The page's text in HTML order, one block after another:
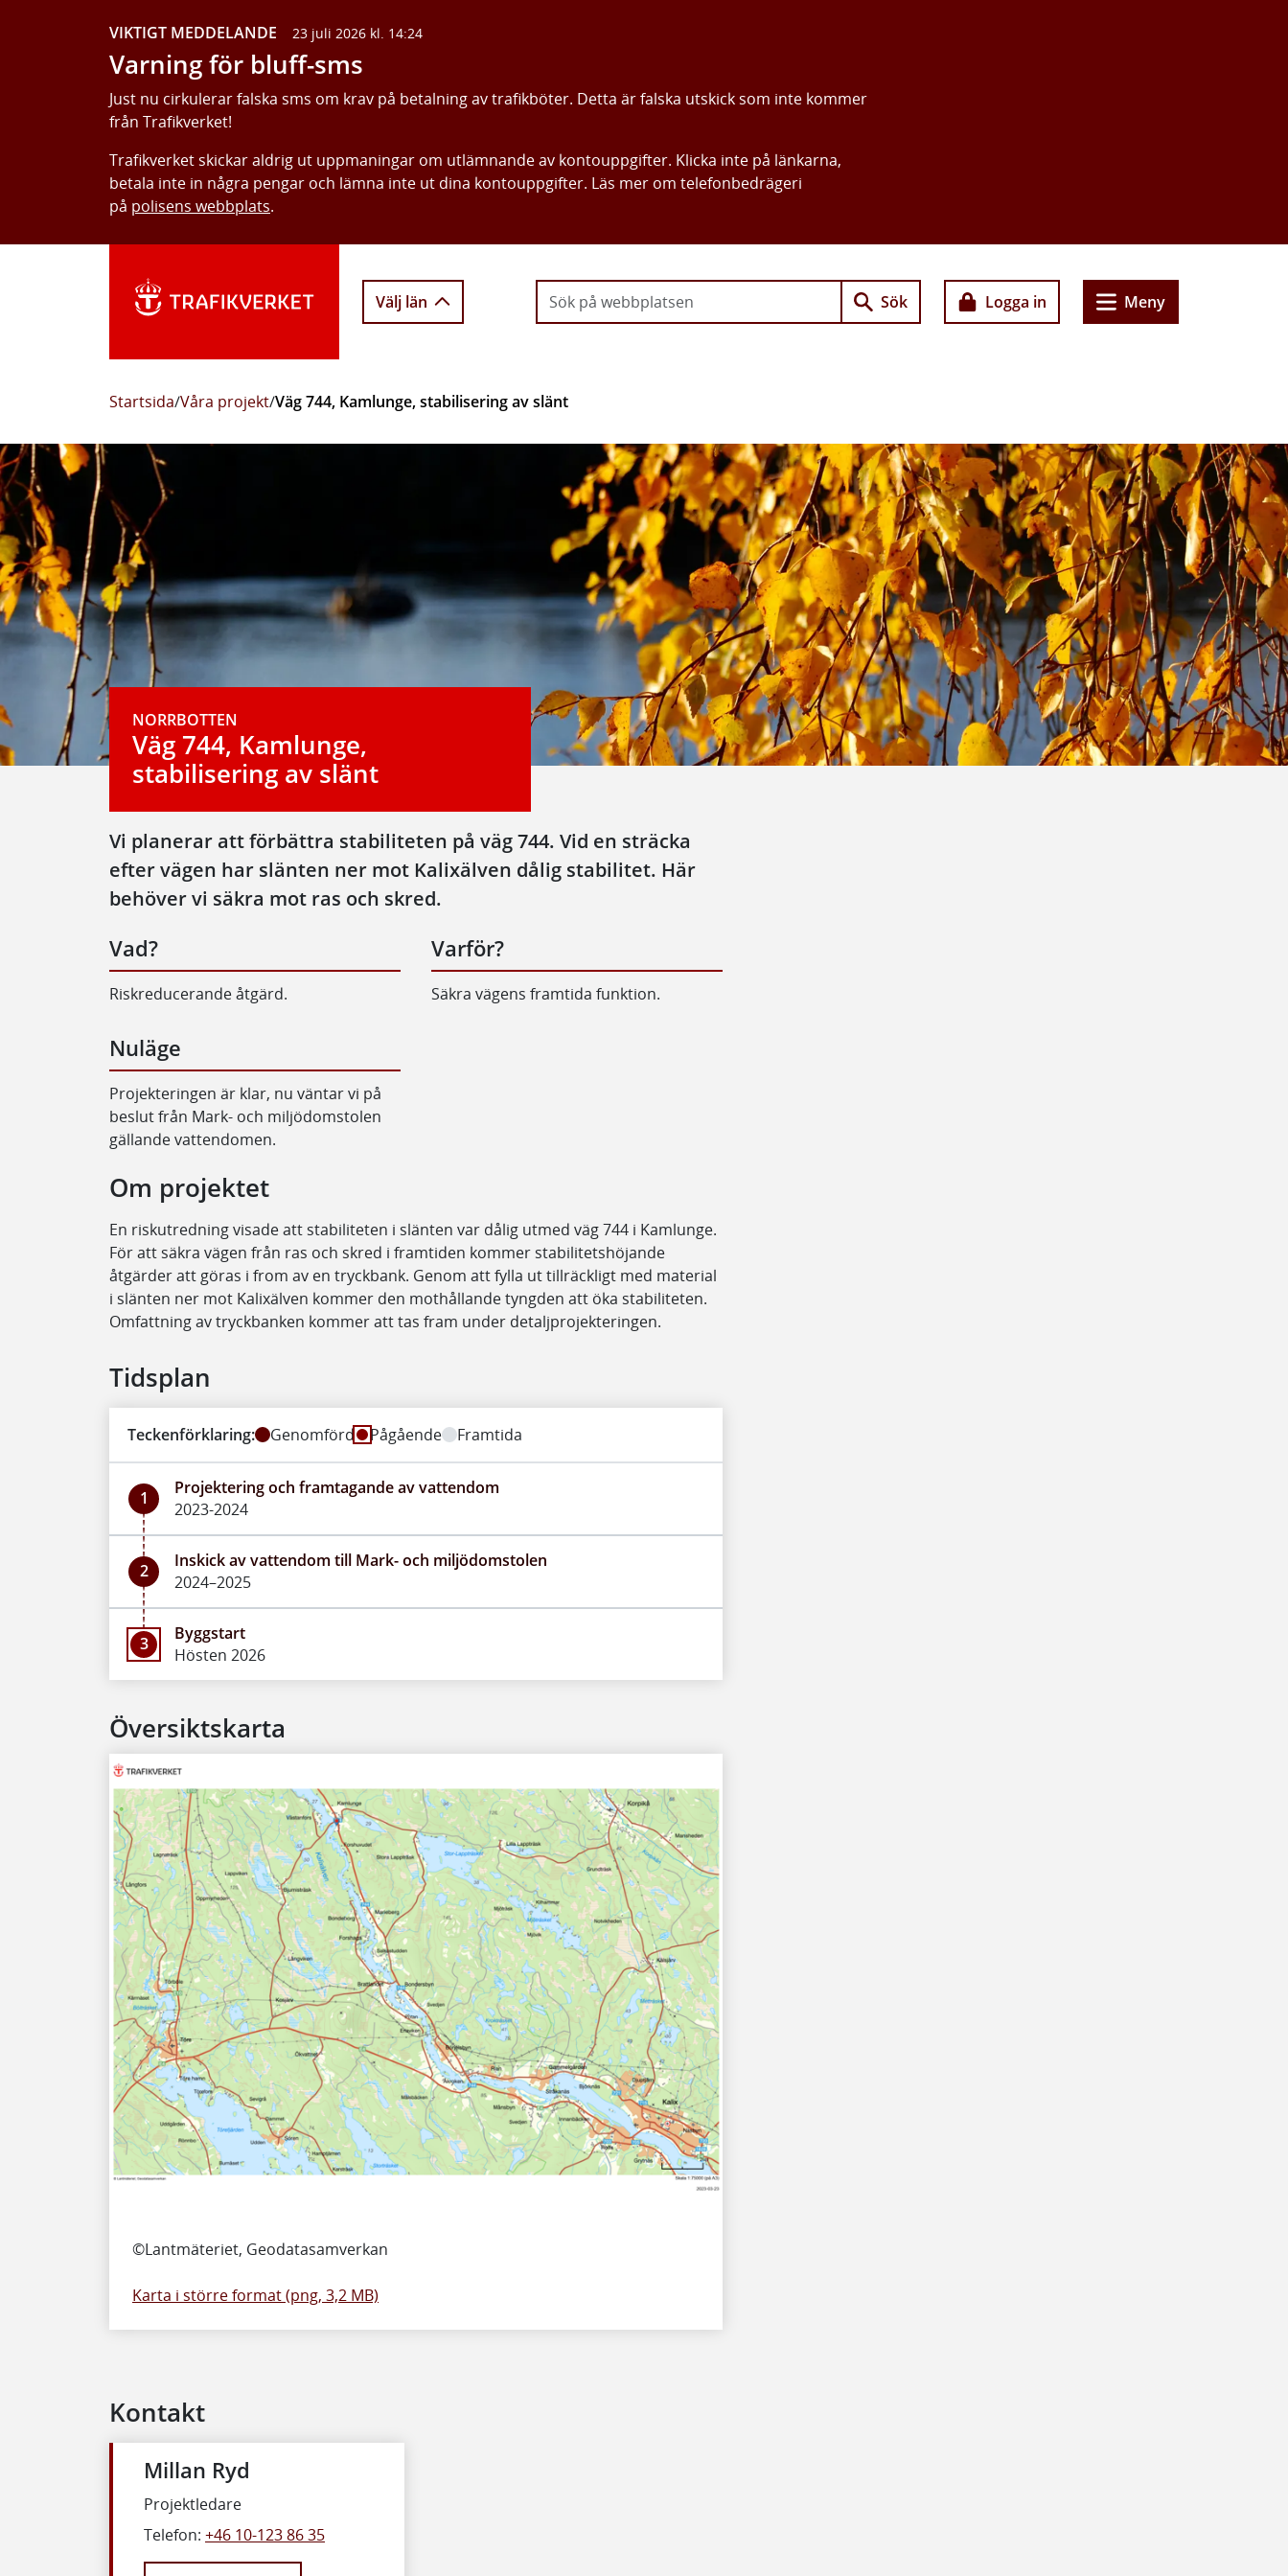
VIKTIGT MEDDELANDE 23 juli 2026 kl. 14:24
Varning för bluff-sms
Just nu cirkulerar falska sms om krav på betalning av trafikböter. Detta är falska utskick som inte kommer
från Trafikverket!
Trafikverket skickar aldrig ut uppmaningar om utlämnande av kontouppgifter. Klicka inte på länkarna,
betala inte in några pengar och lämna inte ut dina kontouppgifter. Läs mer om telefonbedrägeri
på polisens webbplats.
Välj län Sök Logga in Meny
Startsida/Våra projekt/Väg 744, Kamlunge, stabilisering av slänt
NORRBOTTEN
Väg 744, Kamlunge,
stabilisering av slänt
Vi planerar att förbättra stabiliteten på väg 744. Vid en sträcka
efter vägen har slänten ner mot Kalixälven dålig stabilitet. Här
behöver vi säkra mot ras och skred.
Vad?
Riskreducerande åtgärd.
Varför?
Säkra vägens framtida funktion.
Nuläge
Projekteringen är klar, nu väntar vi på
beslut från Mark- och miljödomstolen
gällande vattendomen.
Om projektet
En riskutredning visade att stabiliteten i slänten var dålig utmed väg 744 i Kamlunge.
För att säkra vägen från ras och skred i framtiden kommer stabilitetshöjande
åtgärder att göras i from av en tryckbank. Genom att fylla ut tillräckligt med material
i slänten ner mot Kalixälven kommer den mothållande tyngden att öka stabiliteten.
Omfattning av tryckbanken kommer att tas fram under detaljprojekteringen.
Tidsplan
Teckenförklaring: Genomförd Pågående Framtida
1
Projektering och framtagande av vattendom
2023-2024
2
Inskick av vattendom till Mark- och miljödomstolen
2024–2025
3
Byggstart
Hösten 2026
Översiktskarta
©Lantmäteriet, Geodatasamverkan
Karta i större format (png, 3,2 MB)
Kontakt
Millan Ryd
Projektledare
Telefon: +46 10-123 86 35